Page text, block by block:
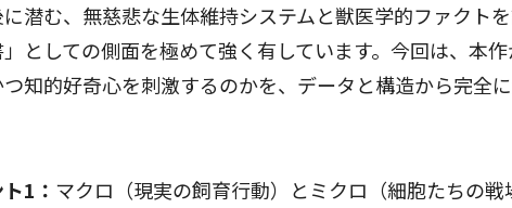
潜む、無慈悲な生体維持システムと獣医学的ファクト
としての側面を極めて強く有しています。今回は、本
知的好奇心を刺激するのかを、データと構造から完全
1： マクロ（現実の飼育行動）とミクロ（細胞たちの戦